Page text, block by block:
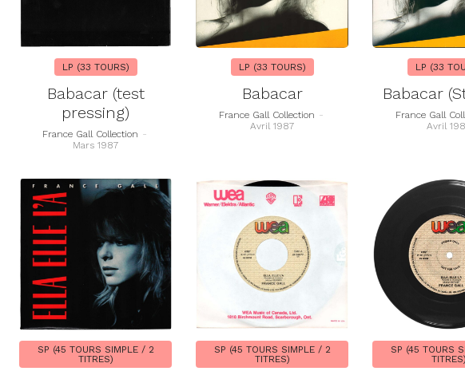
LP (33 TOURS)
Babacar (test
pressing)
France Gall Collection -
Mars 1987
LP (33 TOURS)
Babacar
France Gall Collection -
Avril 1987
LP (33
Babacar
France Gall
Avril
SP (45 TOURS SIMPLE / 2
TITRES)
SP (45 TOURS SIMPLE / 2
TITRES)
SP (45 TOURS
TITRES)